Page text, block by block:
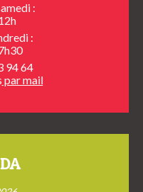
:
:
94 64
par mail